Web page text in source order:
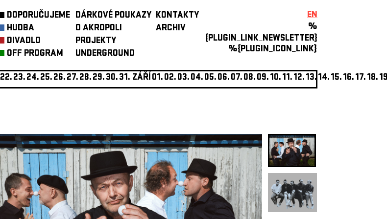
DOPORUČUJEME
HUDBA
DIVADLO
OFF PROGRAM
DÁRKOVÉ POUKAZY
O AKROPOLI
PROJEKTY
UNDERGROUND
KONTAKTY
ARCHIV
EN
%
{PLUGIN_LINK_NEWSLETTER}
%{PLUGIN_ICON_LINK}
22.23.24.25.26.27.28.29.30.31. ZÁŘÍ01.02.03.04.05.06.07.08.09.10.11.12.13. 14.15.16.17.18.